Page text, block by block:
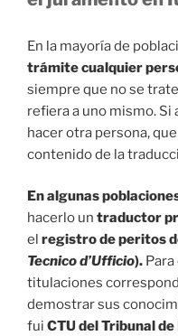
En la mayoría de
trámite cualquier
siempre que no se
refiera a uno mismo.
hacer otra persona,
contenido de la
En algunas
hacerlo un traductor
el registro de peritos
Tecnico d’Ufficio).
titulaciones
demostrar sus
fui CTU del Tribunal